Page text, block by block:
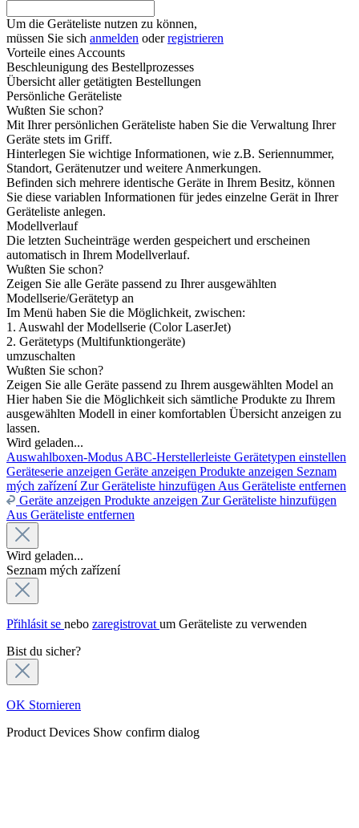
Um die Geräteliste nutzen zu können,
müssen Sie sich anmelden oderregistrieren
Vorteile eines Accounts
Beschleunigung des Bestellprozesses
Übersicht aller getätigten Bestellungen
Persönliche Geräteliste
Wußten Sie schon?
Mit Ihrer persönlichen Geräteliste haben Sie die Verwaltung Ihrer
Geräte stets im Griff.
Hinterlegen Sie wichtige Informationen, wie z.B. Seriennummer,
Standort, Gerätenutzer und weitere Anmerkungen.
Befinden sich mehrere identische Geräte in Ihrem Besitz, können
Sie diese variablen Informationen für jedes einzelne Gerät in Ihrer
Geräteliste anlegen.
Modellverlauf
Die letzten Sucheinträge werden gespeichert und erscheinen
automatisch in Ihrem Modellverlauf.
Wußten Sie schon?
Zeigen Sie alle Geräte passend zu Ihrer ausgewählten
Modellserie/Gerätetyp an
Im Menü haben Sie die Möglichkeit, zwischen:
1. Auswahl der Modellserie (Color LaserJet)
2. Gerätetyps (Multifunktiongeräte)
umzuschalten
Wußten Sie schon?
Zeigen Sie alle Geräte passend zu Ihrem ausgewählten Model an
Hier haben Sie die Möglichkeit sich sämtliche Produkte zu Ihrem
ausgewählten Modell in einer komfortablen Übersicht anzeigen zu
lassen.
Wird geladen...
Auswahlboxen-Modus ABC-Herstellerleiste Gerätetypen einstellen
Geräteserie anzeigen Geräte anzeigen Produkte anzeigen Seznam
mých zařízení Zur Geräteliste hinzufügen Aus Geräteliste entfernen
Geräte anzeigen Produkte anzeigen Zur Geräteliste hinzufügen
Aus Geräteliste entfernen
Wird geladen...
Seznam mých zařízení
Přihlásit se nebo zaregistrovat um Geräteliste zu verwenden
Bist du sicher?
OK Stornieren
Product Devices Show confirm dialog